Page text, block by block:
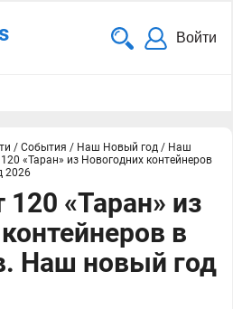
Войти
/ События / Наш Новый год / Наш
«Таран» из Новогодних контейнеров
2026
«Таран» из
в
Наш новый год